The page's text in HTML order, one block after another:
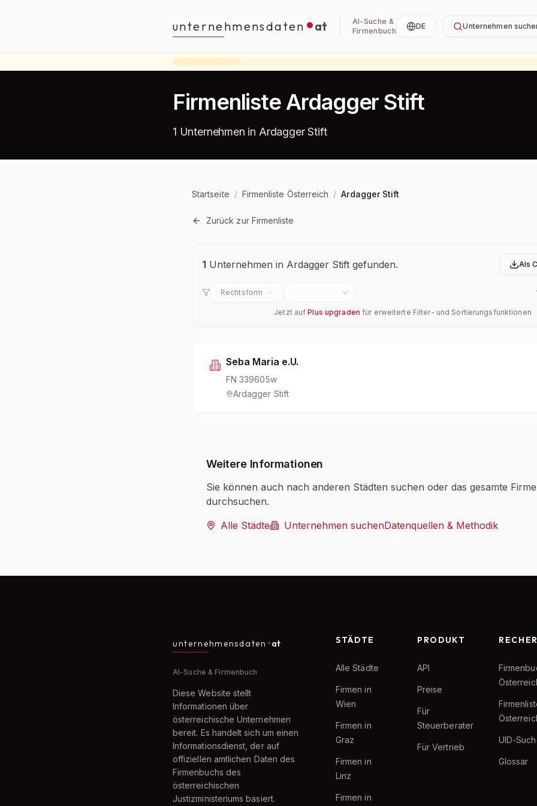
unternehmensdaten at
AI-Suche &
Firmenbuch
DE Unternehmen
Firmenliste Ardagger Stift
1 Unternehmen in Ardagger Stift
Startseite / Firmenliste Österreich / Ardagger Stift
Zurück zur Firmenliste
Unternehmensübersicht
1 Unternehmen in Ardagger Stift gefunden. Als
Rechtsform
Jetzt aufPlus upgraden für erweiterte Filter- und Sortierungsfunktionen
Seba Maria e.U.
FN339605w
Ardagger Stift
Weitere Informationen
Sie können auch nach anderen Städten suchen oder das gesamte
durchsuchen.
Alle Städte
Unternehmen suchenDatenquellen & Methodik
unternehmensdaten at
AI-Suche & Firmenbuch
Diese Website stellt
Informationen über
österreichische Unternehmen
bereit. Es handelt sich um einen
Informationsdienst, der auf
offiziellen amtlichen Daten des
Firmenbuchs des
österreichischen
Justizministeriums basiert.
STÄDTE
Alle Städte
Firmen in
Wien
Firmen in
Graz
Firmen in
Linz
Firmen in
PRODUKT
API
Preise
Für
Steuerberater
Für Vertrieb
UID-
Glossar